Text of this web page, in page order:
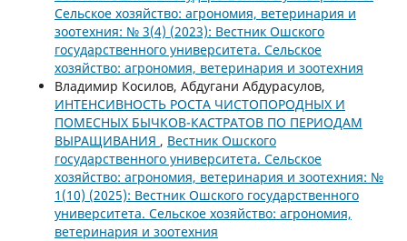
Сельское хозяйство: агрономия, ветеринария и
зоотехния: № 3(4) (2023): Вестник Ошского
государственного университета. Сельское
хозяйство: агрономия, ветеринария и зоотехния
Владимир Косилов, Абдугани Абдурасулов,
ИНТЕНСИВНОСТЬ РОСТА ЧИСТОПОРОДНЫХ И
ПОМЕСНЫХ БЫЧКОВ-КАСТРАТОВ ПО ПЕРИОДАМ
ВЫРАЩИВАНИЯ , Вестник Ошского
государственного университета. Сельское
хозяйство: агрономия, ветеринария и зоотехния: №
1(10) (2025): Вестник Ошского государственного
университета. Сельское хозяйство: агрономия,
ветеринария и зоотехния